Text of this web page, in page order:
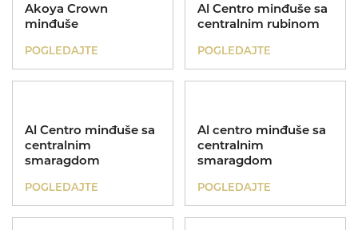
Privesci
Akoya Crown
minđuše
POGLEDAJTE
Al Centro minđuše sa
centralnim rubinom
POGLEDAJTE
Al Centro minđuše sa
centralnim
smaragdom
POGLEDAJTE
Al centro minđuše sa
centralnim
smaragdom
POGLEDAJTE